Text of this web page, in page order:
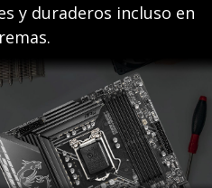
y duraderos incluso en